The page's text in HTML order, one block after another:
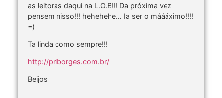
as leitoras daqui na L.O.B!!! Da próxima vez
pensem nisso!!! hehehehe… Ia ser o máááximo!!!!
=)
Ta linda como sempre!!!
http://priborges.com.br/
Beijos